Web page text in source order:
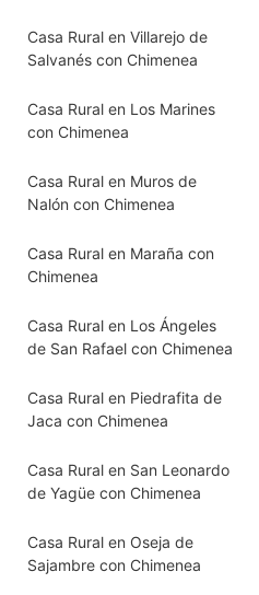
Casa Rural en Villarejo de
Salvanés con Chimenea
Casa Rural en Los Marines
con Chimenea
Casa Rural en Muros de
Nalón con Chimenea
Casa Rural en Maraña con
Chimenea
Casa Rural en Los Ángeles
de San Rafael con Chimenea
Casa Rural en Piedrafita de
Jaca con Chimenea
Casa Rural en San Leonardo
de Yagüe con Chimenea
Casa Rural en Oseja de
Sajambre con Chimenea